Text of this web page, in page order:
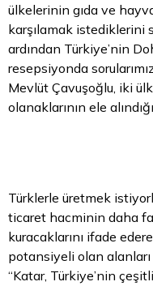
ülkelerinin gıda ve
karşılamak istediklerini
ardından Türkiye’nin
resepsiyonda
Mevlüt Çavuşoğlu, iki
olanaklarının ele
Türklerle üretmek
ticaret hacminin daha
kuracaklarını ifade
potansiyeli olan
“Katar, Türkiye’nin